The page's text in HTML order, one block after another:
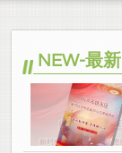
NEW-最新